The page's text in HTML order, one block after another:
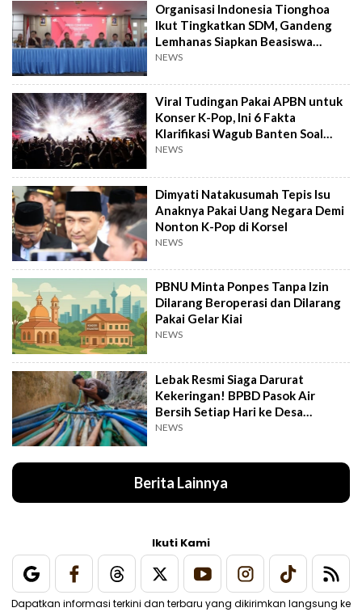
Organisasi Indonesia Tionghoa
Ikut Tingkatkan SDM, Gandeng
Lemhanas Siapkan Beasiswa
Hingga S3
NEWS
Viral Tudingan Pakai APBN untuk
Konser K-Pop, Ini 6 Fakta
Klarifikasi Wagub Banten Soal
Putrinya
NEWS
Dimyati Natakusumah Tepis Isu
Anaknya Pakai Uang Negara Demi
Nonton K-Pop di Korsel
NEWS
PBNU Minta Ponpes Tanpa Izin
Dilarang Beroperasi dan Dilarang
Pakai Gelar Kiai
NEWS
Lebak Resmi Siaga Darurat
Kekeringan! BPBD Pasok Air
Bersih Setiap Hari ke Desa
Pelosok
NEWS
Berita Lainnya
Ikuti Kami
Dapatkan informasi terkini dan terbaru yang dikirimkan langsung ke